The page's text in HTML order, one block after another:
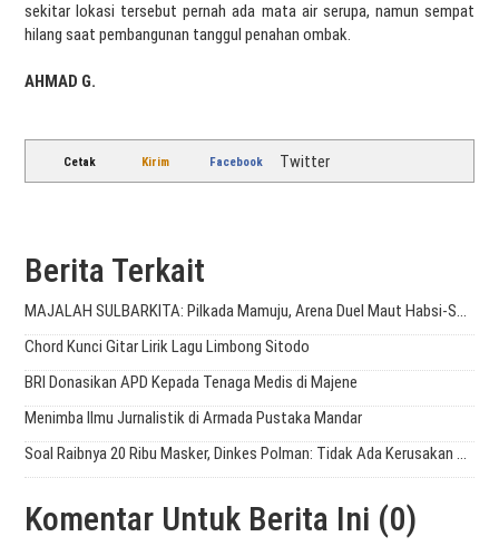
sekitar lokasi tersebut pernah ada mata air serupa, namun sempat
hilang saat pembangunan tanggul penahan ombak.
AHMAD G.
Cetak Kirim Facebook Twitter
Berita Terkait
MAJALAH SULBARKITA: Pilkada Mamuju, Arena Duel Maut Habsi-Sutinah
Chord Kunci Gitar Lirik Lagu Limbong Sitodo
BRI Donasikan APD Kepada Tenaga Medis di Majene
Menimba Ilmu Jurnalistik di Armada Pustaka Mandar
Soal Raibnya 20 Ribu Masker, Dinkes Polman: Tidak Ada Kerusakan di Gudang
Komentar Untuk Berita Ini (0)